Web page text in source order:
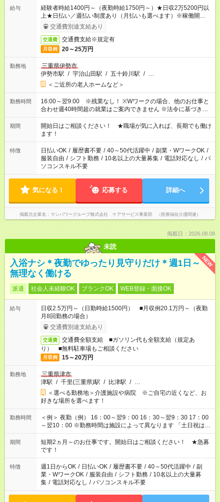
給与
経験者時給1400円～（夜勤時給1750円～）★日収2万5200円以
上★日払い／週払い制度あり（月払いも選べます）※稼働開始時
は手続き完了次第のお支払いとなります。
交通費別途支給あり
交通費 交通費支給※規定有
月収例 20～25万円
勤務地
三重県伊勢市
伊勢市駅 / 宇治山田駅 / 五十鈴川駅 / …
＜ご近所の老人ホームなど＞
勤務時間
16:00～翌9:00 ※残業なし！ ※Wワークの場合、他のお仕事と
合わせ週40時間超の就業はご案内できません ※法令に基づき、
週20時間以上勤務は社会保険への加入対象となります ※労働者
派遣法（日雇い派遣の原則禁止）により、短時間・短期間の就
業はご案内が難しい場合があります
期間
開始日はご相談ください！ ★職場が気に入れば、長期でも働け
ます！
特徴 日払いOK / 履歴書不要 / 40～50代活躍中 / 副業・WワークOK /
服装自由 / シフト勤務 / 10名以上の大量募集 / 電話対応なし / パ
ソコンスキル不要
気になる！ 応募する 詳細へ
掲載元企業名 マンパワーグループ株式会社 ケアサービス事業部 （医療福祉介護関連）
掲載日：2026.08.08
未読
NEW
入浴ナシ＊夜勤でゆったり見守りだけ＊週1日～
無理なく働ける
派遣 社会人未経験OK ブランクOK WEB登録・面接OK
給与
日収2.5万円～（日勤時給1500円） ■月収例20.1万円～（夜勤
月8回勤務の場合）
交通費別途支給あり
交通費
交通費全額支給 ■ガソリン代も全額支給（規定あ
り） ■無料駐車場もご相談ください
月収例 15～20万円
勤務地
三重県津市
津駅 / 千里(三重県)駅 / 比津駅 / …
＜選べる勤務地＞介護施設や病院 ※ご自宅の近くなど、お
好きな場所を選べます！
勤務時間
＜例＞ 夜勤（例） 16：00～翌9：00 16：30～翌9：30 17：00
～翌10：00 ※勤務時間は施設によって異なります 「土日祝は休
みたい」 「しっかり稼ぎたい」 「もう少し遅い時間から始めた
い」など ご希望にあったお仕事をご案内いたします。 ※未経験
の方の場合は1～2ヶ月間は日中での仕事を経験いただき、 お
仕事に慣れてからの夜勤になります。 ★家庭の都合でお休みが
必要な場合も遠慮なくご相談ください。
期間
短期2ヵ月～のお仕事です。開始日はご相談ください！ ★急募
です！
特徴 週1日からOK / 日払いOK / 履歴書不要 / 40～50代活躍中 / 副
業・WワークOK / 服装自由 / シフト勤務 / 10名以上の大量募
集 / 電話対応なし / パソコンスキル不要